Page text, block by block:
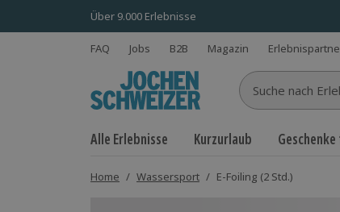
Über 9.000 Erlebnisse
FAQ Jobs B2B Magazin
Suche nach
Alle Erlebnisse Kurzurlaub
Home / Wassersport / E-Foiling (2 Std.)